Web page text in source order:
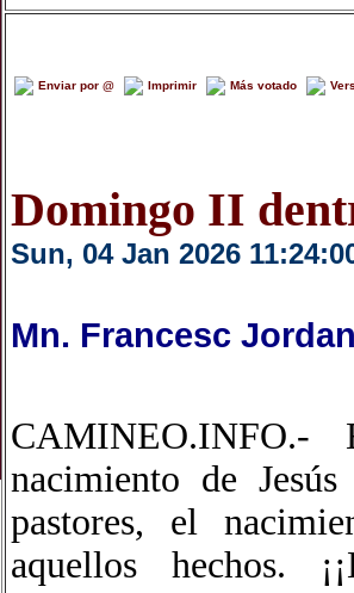
Enviar por @ Imprimir Más votado
Domingo II
Sun, 04 Jan 2026
Mn. Francesc
CAMINEO.INFO.-
nacimiento de
pastores, el
aquellos hechos.